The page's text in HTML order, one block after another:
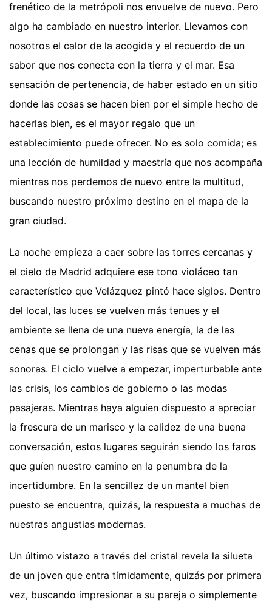
frenético de la metrópoli nos envuelve de nuevo. Pero
algo ha cambiado en nuestro interior. Llevamos con
nosotros el calor de la acogida y el recuerdo de un
sabor que nos conecta con la tierra y el mar. Esa
sensación de pertenencia, de haber estado en un sitio
donde las cosas se hacen bien por el simple hecho de
hacerlas bien, es el mayor regalo que un
establecimiento puede ofrecer. No es solo comida; es
una lección de humildad y maestría que nos acompaña
mientras nos perdemos de nuevo entre la multitud,
buscando nuestro próximo destino en el mapa de la
gran ciudad.
La noche empieza a caer sobre las torres cercanas y
el cielo de Madrid adquiere ese tono violáceo tan
característico que Velázquez pintó hace siglos. Dentro
del local, las luces se vuelven más tenues y el
ambiente se llena de una nueva energía, la de las
cenas que se prolongan y las risas que se vuelven más
sonoras. El ciclo vuelve a empezar, imperturbable ante
las crisis, los cambios de gobierno o las modas
pasajeras. Mientras haya alguien dispuesto a apreciar
la frescura de un marisco y la calidez de una buena
conversación, estos lugares seguirán siendo los faros
que guíen nuestro camino en la penumbra de la
incertidumbre. En la sencillez de un mantel bien
puesto se encuentra, quizás, la respuesta a muchas de
nuestras angustias modernas.
Un último vistazo a través del cristal revela la silueta
de un joven que entra tímidamente, quizás por primera
vez, buscando impresionar a su pareja o simplemente